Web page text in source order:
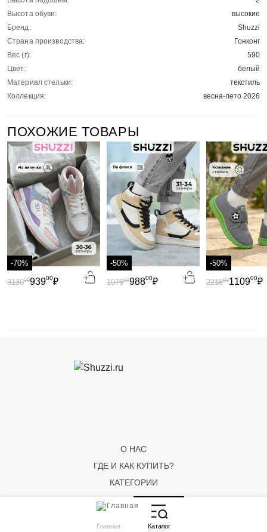
Высота обуви:
высокие
Бренд:
Shuzzi
Страна производства:
Гонконг
Вес (г):
590
Цвет:
белый
Материал стельки:
текстиль
Коллекция:
весна-лето 2026
ПОХОЖИЕ ТОВАРЫ
-70%
93900₽
313000
-50%
98800₽
197600
-50%
110900₽
221800
О НАС
ГДЕ И КАК КУПИТЬ?
КАТЕГОРИИ
Главная Каталог